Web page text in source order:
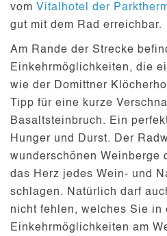
vom Vitalhotel der
gut mit dem Rad erreichbar.
Am Rande der Strecke
Einkehrmöglichkeiten, die
wie der Domittner
Tipp für eine kurze
Basaltsteinbruch. Ein
Hunger und Durst. Der
wunderschönen Weinberge
das Herz jedes Wein- und
schlagen. Natürlich darf
nicht fehlen, welches Sie in
Einkehrmöglichkeiten am